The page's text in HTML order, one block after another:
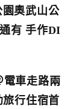
奧武山公
有 手作DI
車走路兩
行住宿首